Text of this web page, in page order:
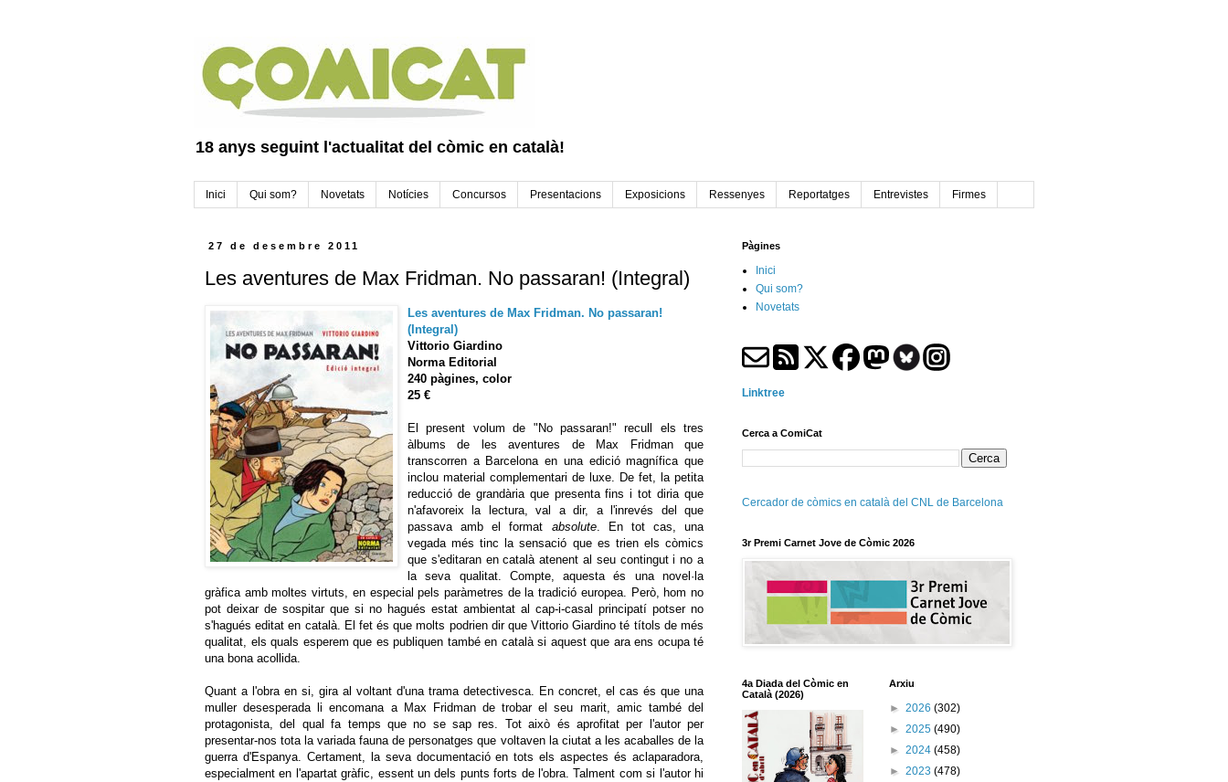
18 anys seguint l'actualitat del còmic en català!
Inici Qui som? Novetats Notícies Concursos Presentacions Exposicions Ressenyes Reportatges Entrevistes Firmes
27 de desembre 2011
Les aventures de Max Fridman. No passaran! (Integral)
Les aventures de Max Fridman. No passaran!
(Integral)
Vittorio Giardino
Norma Editorial
240 pàgines, color
25 €
El present volum de "No passaran!" recull els tres
àlbums de les aventures de Max Fridman que
transcorren a Barcelona en una edició magnífica que
inclou material complementari de luxe. De fet, la petita
reducció de grandària que presenta fins i tot diria que
n'afavoreix la lectura, val a dir, a l'inrevés del que
passava amb el format absolute. En tot cas, una
vegada més tinc la sensació que es trien els còmics
que s'editaran en català atenent al seu contingut i no a
la seva qualitat. Compte, aquesta és una novel·la
gràfica amb moltes virtuts, en especial pels paràmetres de la tradició europea. Però, hom no
pot deixar de sospitar que si no hagués estat ambientat al cap-i-casal principatí potser no
s'hagués editat en català. El fet és que molts podrien dir que Vittorio Giardino té títols de més
qualitat, els quals esperem que es publiquen també en català si aquest que ara ens ocupa té
una bona acollida.
Quant a l'obra en si, gira al voltant d'una trama detectivesca. En concret, el cas és que una
muller desesperada li encomana a Max Fridman de trobar el seu marit, amic també del
protagonista, del qual fa temps que no se sap res. Tot això és aprofitat per l'autor per
presentar-nos tota la variada fauna de personatges que voltaven la ciutat a les acaballes de la
guerra d'Espanya. Certament, la seva documentació en tots els aspectes és aclaparadora,
especialment en l'apartat gràfic, essent un dels punts forts de l'obra. Talment com si l'autor hi
Pàgines
Inici
Qui som?
Novetats
Linktree
Cerca a ComiCat
Cercador de còmics en català del CNL de Barcelona
3r Premi Carnet Jove de Còmic 2026
4a Diada del Còmic en
Català (2026)
Arxiu
► 2026 (302)
► 2025 (490)
► 2024 (458)
► 2023 (478)